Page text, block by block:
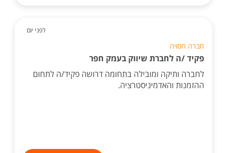
לפני יום
חברה חסויה
פקיד /ה לחברת שיווק בעמק חפר
לחברה ותיקה ומובילה בתחומה דרושה פקיד/ה לתחום
ההזמנות והאדמיניסטרציה.